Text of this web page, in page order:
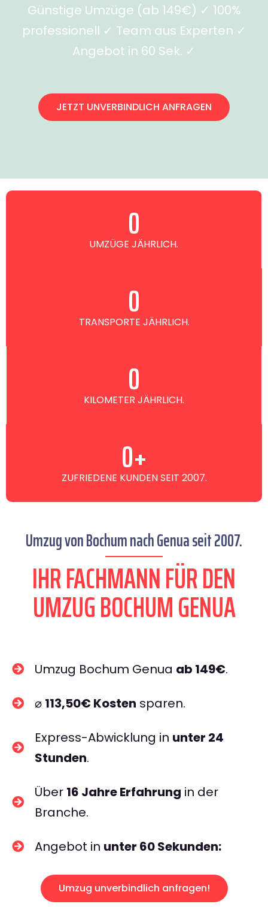
Günstige Umzüge (ab 149€) ✓ 100%
professionell ✓ Team aus Experten ✓
Angebot in 60 Sek. ✓
JETZT UNVERBINDLICH ANFRAGEN
UMZÜGE JÄHRLICH.
0
TRANSPORTE JÄHRLICH.
0
KILOMETER JÄHRLICH.
0
ZUFRIEDENE KUNDEN SEIT 2007.
0+
Umzug von Bochum nach Genua seit 2007.
IHR FACHMANN FÜR DEN
UMZUG BOCHUM GENUA
Umzug Bochum Genua ab 149€.
⌀ 113,50€ Kosten sparen.
Express-Abwicklung in unter 24
Stunden.
Über 16 Jahre Erfahrung in der
Branche.
Angebot in unter 60 Sekunden:
Umzug unverbindlich anfragen!